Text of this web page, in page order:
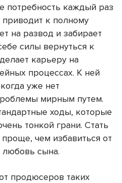
потребность каждый раз
приводит к полному
на развод и забирает
силы вернуться к
карьеру на
процессах. К ней
уже нет
мирным путем.
ходы, которые
тонкой грани. Стать
чем избавиться от
любовь сына.
продюсеров таких